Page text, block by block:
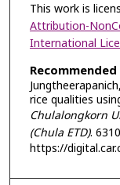
This work is
Attribution-
International
rice qualities
Chulalongkorn
(Chula ETD).
https://